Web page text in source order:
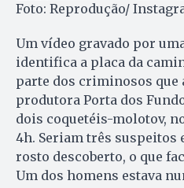
Foto: Reprodução/
Um vídeo gravado por
identifica a placa da
parte dos criminosos que
produtora Porta dos
dois coquetéis-molotov,
4h. Seriam três suspeitos
rosto descoberto, o que
Um dos homens estava